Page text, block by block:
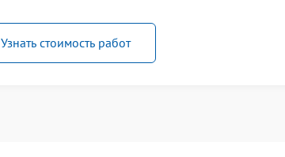
Узнать стоимость работ